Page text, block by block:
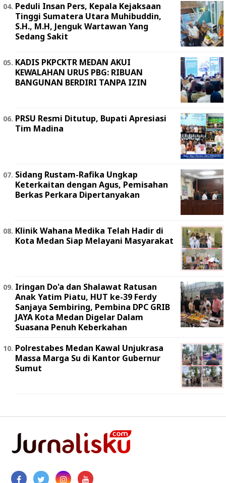
Peduli Insan Pers, Kepala Kejaksaan
Tinggi Sumatera Utara Muhibuddin,
S.H., M.H, Jenguk Wartawan Yang
Sedang Sakit
KADIS PKPCKTR MEDAN AKUI
KEWALAHAN URUS PBG: RIBUAN
BANGUNAN BERDIRI TANPA IZIN
PRSU Resmi Ditutup, Bupati Apresiasi
Tim Madina
Sidang Rustam-Rafika Ungkap
Keterkaitan dengan Agus, Pemisahan
Berkas Perkara Dipertanyakan
Klinik Wahana Medika Telah Hadir di
Kota Medan Siap Melayani Masyarakat
Iringan Do'a dan Shalawat Ratusan
Anak Yatim Piatu, HUT ke-39 Ferdy
Sanjaya Sembiring, Pembina DPC GRIB
JAYA Kota Medan Digelar Dalam
Suasana Penuh Keberkahan
Polrestabes Medan Kawal Unjukrasa
Massa Marga Su di Kantor Gubernur
Sumut